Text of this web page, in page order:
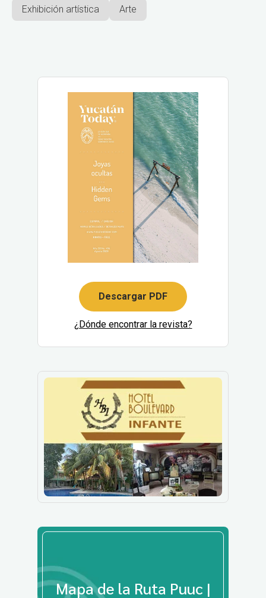
Exhibición artística Arte
Descargar PDF
¿Dónde encontrar la revista?
Mapa de la Ruta Puuc |